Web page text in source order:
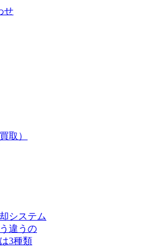
取）
システム
違うの
3種類